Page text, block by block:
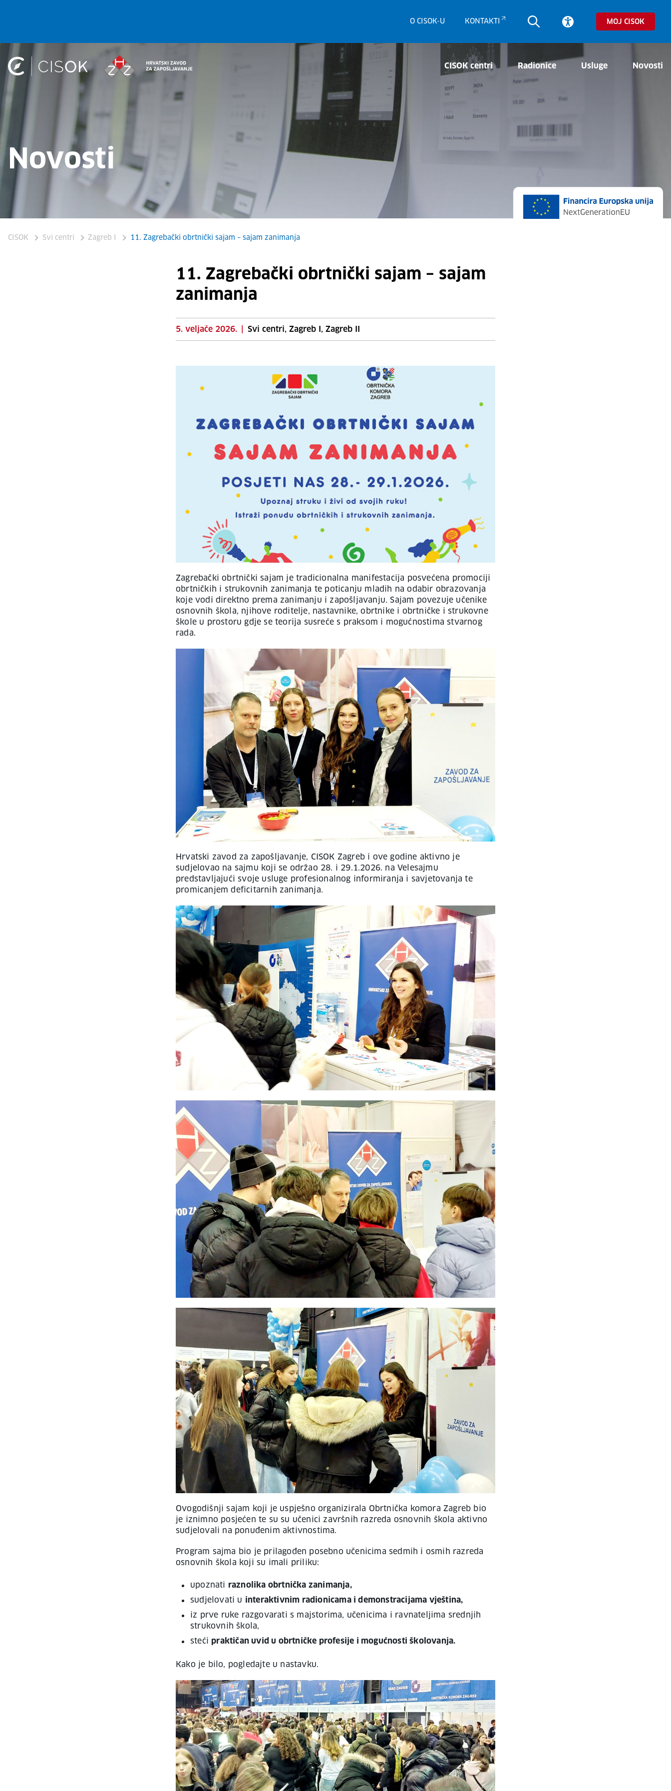
O CISOK-U KONTAKTI MOJ CISOK
CISOK centri Radionice Usluge Novosti
Novosti
CISOK Svi centri Zagreb I 11. Zagrebački obrtnički sajam – sajam zanimanja
11. Zagrebački obrtnički sajam – sajam
zanimanja
5. veljače 2026. Svi centri, Zagreb I, Zagreb II
Zagrebački obrtnički sajam je tradicionalna manifestacija posvećena promociji
obrtničkih i strukovnih zanimanja te poticanju mladih na odabir obrazovanja
koje vodi direktno prema zanimanju i zapošljavanju. Sajam povezuje učenike
osnovnih škola, njihove roditelje, nastavnike, obrtnike i obrtničke i strukovne
škole u prostoru gdje se teorija susreće s praksom i mogućnostima stvarnog
rada.
Hrvatski zavod za zapošljavanje, CISOK Zagreb i ove godine aktivno je
sudjelovao na sajmu koji se održao 28. i 29.1.2026. na Velesajmu
predstavljajući svoje usluge profesionalnog informiranja i savjetovanja te
promicanjem deficitarnih zanimanja.
Ovogodišnji sajam koji je uspješno organizirala Obrtnička komora Zagreb bio
je iznimno posjećen te su su učenici završnih razreda osnovnih škola aktivno
sudjelovali na ponuđenim aktivnostima.
Program sajma bio je prilagođen posebno učenicima sedmih i osmih razreda
osnovnih škola koji su imali priliku:
upoznati raznolika obrtnička zanimanja,
sudjelovati u interaktivnim radionicama i demonstracijama vještina,
iz prve ruke razgovarati s majstorima, učenicima i ravnateljima srednjih
strukovnih škola,
steći praktičan uvid u obrtničke profesije i mogućnosti školovanja.
Kako je bilo, pogledajte u nastavku.